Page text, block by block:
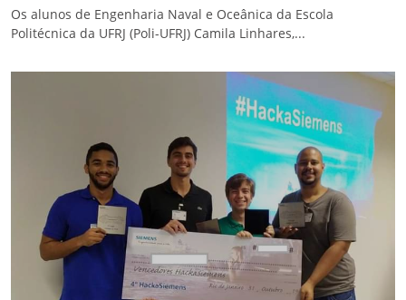
Os alunos de Engenharia Naval e Oceânica da Escola
Politécnica da UFRJ (Poli-UFRJ) Camila Linhares,...